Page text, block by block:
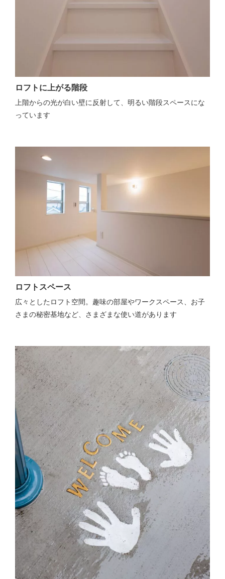
ロフトに上がる階段
上階からの光が白い壁に反射して、明るい階段スペースにな
っています
ロフトスペース
広々としたロフト空間。趣味の部屋やワークスペース、お子
さまの秘密基地など、さまざまな使い道があります